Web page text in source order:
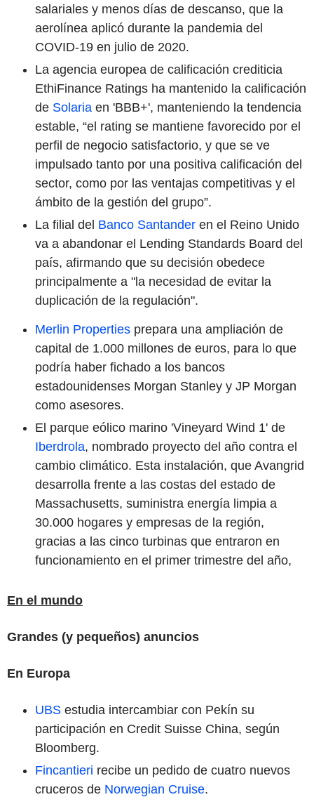
salariales y menos días de descanso, que la
aerolínea aplicó durante la pandemia del
COVID-19 en julio de 2020.
La agencia europea de calificación crediticia
EthiFinance Ratings ha mantenido la calificación
de Solaria en 'BBB+', manteniendo la tendencia
estable, “el rating se mantiene favorecido por el
perfil de negocio satisfactorio, y que se ve
impulsado tanto por una positiva calificación del
sector, como por las ventajas competitivas y el
ámbito de la gestión del grupo”.
La filial del Banco Santander en el Reino Unido
va a abandonar el Lending Standards Board del
país, afirmando que su decisión obedece
principalmente a "la necesidad de evitar la
duplicación de la regulación".
Merlin Properties prepara una ampliación de
capital de 1.000 millones de euros, para lo que
podría haber fichado a los bancos
estadounidenses Morgan Stanley y JP Morgan
como asesores.
El parque eólico marino 'Vineyard Wind 1' de
Iberdrola, nombrado proyecto del año contra el
cambio climático. Esta instalación, que Avangrid
desarrolla frente a las costas del estado de
Massachusetts, suministra energía limpia a
30.000 hogares y empresas de la región,
gracias a las cinco turbinas que entraron en
funcionamiento en el primer trimestre del año,
En el mundo
Grandes (y pequeños) anuncios
En Europa
UBS estudia intercambiar con Pekín su
participación en Credit Suisse China, según
Bloomberg.
Fincantieri recibe un pedido de cuatro nuevos
cruceros de Norwegian Cruise.